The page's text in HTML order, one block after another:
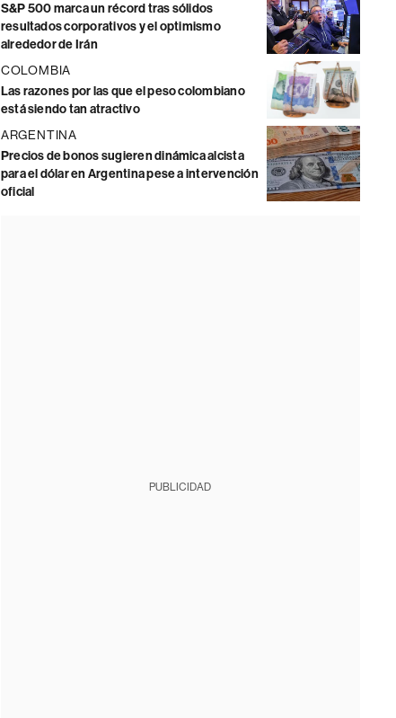
S&P 500 marca un récord tras sólidos
resultados corporativos y el optimismo
alrededor de Irán
COLOMBIA
Las razones por las que el peso colombiano
está siendo tan atractivo
ARGENTINA
Precios de bonos sugieren dinámica alcista
para el dólar en Argentina pese a intervención
oficial
PUBLICIDAD